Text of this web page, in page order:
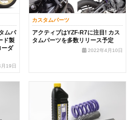
ムパ
ド製
ーダ
19日
カスタムパーツ
アクティブはYZF-R7に注目! カス
タムパーツを多数リリース予定
2022年4月10日